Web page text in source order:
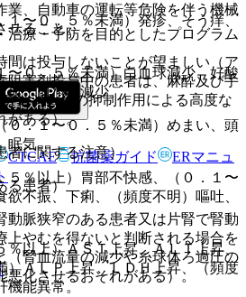
業、自動車の運転等危険を伴う機械
せること。
は投与しないことが望ましい（ア
阻害剤投与中の患者は、麻酔及び手
ンシン系の抑制作用による高度な
がある）。
者に関する注意）
る患者）
脈狭窄のある患者又は片腎で腎動
上やむを得ないと判断される場合を
（腎血流量の減少や糸球体ろ過圧の
化させるおそれがある）。
〜０．５％未満）発疹、そう痒、
０．５％未満）白血球減少、好酸
血、血小板減少。
．１〜０．５％未満）めまい、頭
眠気。
％以上）胃部不快感、（０．１〜
欲不振、下痢、（頻度不明）嘔吐、
以上）ＡＳＴ上昇、ＡＬＴ上昇、
）ＡＬＰ上昇、ＬＤＨ上昇、（頻度
機能異常。
療・予防を目的としたプログラム
CTCAE 抗菌薬ガイド
ERマニュ